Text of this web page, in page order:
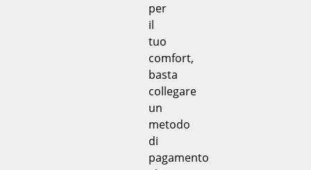
per
il
tuo
comfort,
basta
collegare
un
metodo
di
pagamento